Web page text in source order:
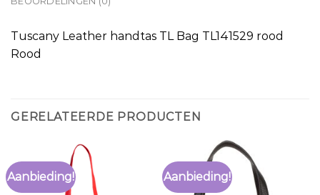
Tuscany Leather handtas TL Bag TL141529 rood
Rood
GERELATEERDE PRODUCTEN
Aanbieding! Aanbieding!